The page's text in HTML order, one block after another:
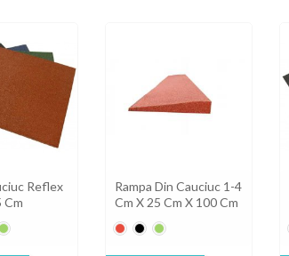
Reflex
Cm
Verde
Rampa Din Cauciuc 1-4
Cm X 25 Cm X 100 Cm
RoșuNegruVerde